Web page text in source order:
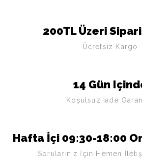
200TL Üzeri
Ücretsiz Kargo
14 Gün
Koşulsuz İade
Hafta İçi 09:30-18:00
Sorularınız İçin Hemen